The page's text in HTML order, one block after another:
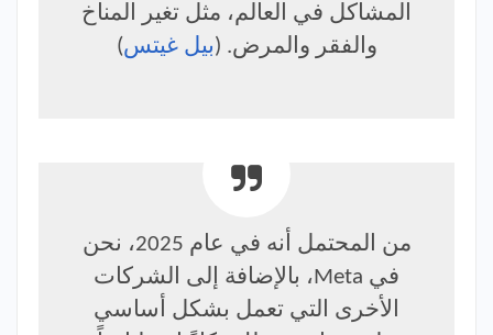
المشاكل في العالم، مثل تغير المناخ
والفقر والمرض. (بيل غيتس)
من المحتمل أنه في عام 2025، نحن
في Meta، بالإضافة إلى الشركات
الأخرى التي تعمل بشكل أساسي